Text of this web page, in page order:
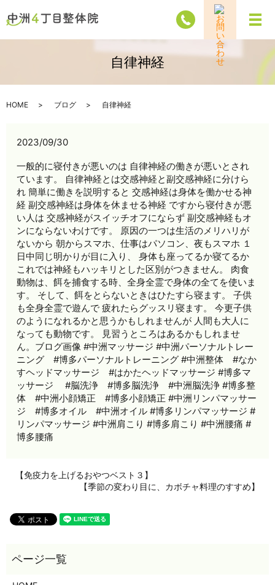
メ
自律神経
HOME ブログ 自律神経
2023/09/30
一般的に寝付きが悪いのは 自律神経の働きが悪いとされ
ています。 自律神経とは交感神経と副交感神経に分けら
れ 簡単に働きを説明すると 交感神経は身体を働かせる神
経 副交感神経は身体を休ませる神経 ですから寝付きが悪
い人は 交感神経がスイッチオフにならず 副交感神経もオ
ンにならないわけです。 原因の一つは生活のメリハリが
ないから 朝からスマホ、仕事はパソコン、夜もスマホ １
日中同じ明かりが目に入り、 身体も座ってるか寝てるか
これでは神経もハッキリとした区別がつきません。 肉食
動物は、餌を捕食する時、全身全霊で身体の全てを使いま
す。 そして、餌をとらないときはひたすら寝ます。 子供
も全身全霊で遊んで 疲れたらグッスリ寝ます。 今更子供
のようになれるかと思うかもしれませんが 人間も大人に
なっても動物です。 見習うところはあるかもしれませ
ん。ブログ画像 #中洲マッサージ #中洲パーソナルトレー
ニング #博多パーソナルトレーニング #中洲整体 #なか
すヘッドマッサージ #はかたヘッドマッサージ #博多マ
ッサージ #脳洗浄 #博多脳洗浄 #中洲脳洗浄 #博多整
体 #中洲小顔矯正 #博多小顔矯正 #中洲リンパマッサー
ジ #博多オイル #中洲オイル #博多リンパマッサージ #
リンパマッサージ #中洲肩こり #博多肩こり #中洲腰痛 #
博多腰痛
【免疫力を上げるおやつベスト３】
ㅤㅤ 【季節の変わり目に、カボチャ料理のすすめ】